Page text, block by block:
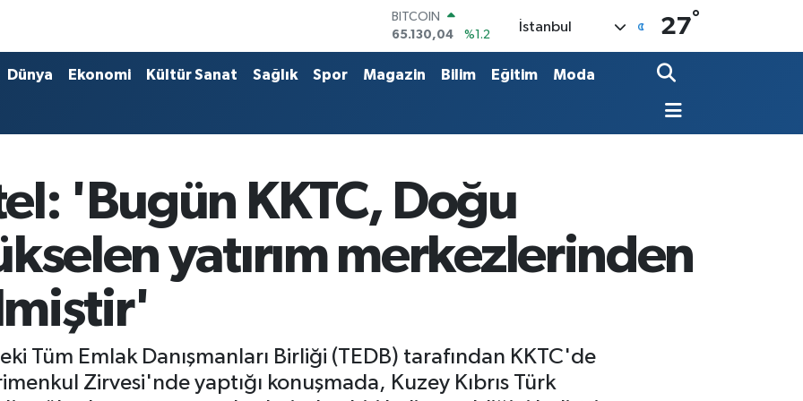
DOLAR
47,7106
%0.17
EURO
55,1652
%0.27
İstanbul 27°
Dünya Ekonomi Kültür Sanat Sağlık Spor Magazin Bilim Eğitim Moda
'Bugün KKTC, Doğu
yatırım merkezlerinden
Tüm Emlak Danışmanları Birliği (TEDB) tarafından KKTC'de
Zirvesi'nde yaptığı konuşmada, Kuzey Kıbrıs Türk